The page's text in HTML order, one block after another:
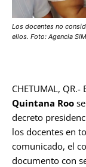
Los docentes no
ellos. Foto: Agencia SIM
CHETUMAL, QR.-
Quintana Roo
decreto
los docentes en
comunicado, el
documento con